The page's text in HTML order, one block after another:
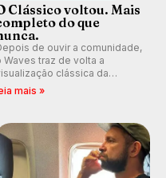
Clássico voltou. Mais
do que
de ouvir a comunidade,
Waves traz de volta a
clássica da
de águas rasas,
integrada à nova
ondas para até 16 dias.
mais »